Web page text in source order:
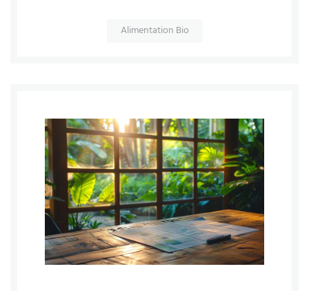
Alimentation Bio